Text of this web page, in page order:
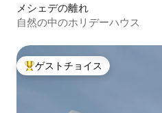
メシェデの離れ
自然の中のホリデーハウス
大好評のゲストチョイスです。
ゲストチョイス